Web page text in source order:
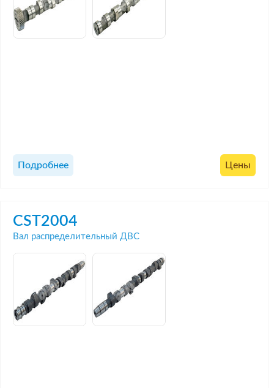
Подробнее Цены
CST2004
Вал распределительный ДВС